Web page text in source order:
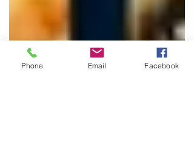
Phone Email Facebook